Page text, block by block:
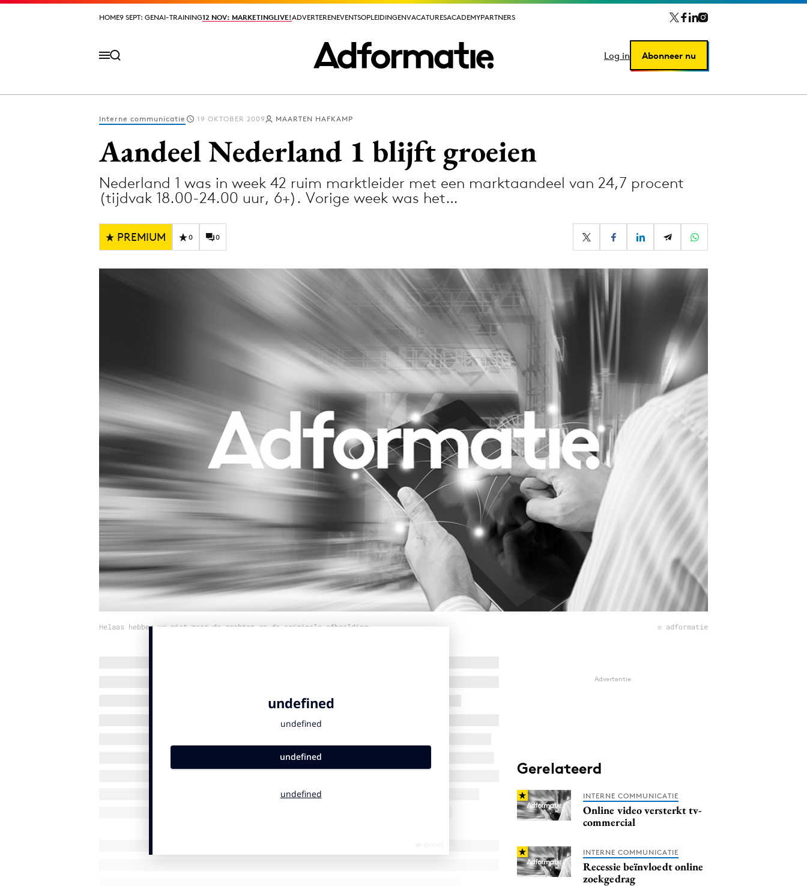
HOME9 SEPT: GENAI-TRAINING12 NOV: MARKETINGLIVE!ADVERTERENEVENTSOPLEIDINGENVACATURESACADEMYPARTNERS
Log in Abonneer nu
HOME9 SEPT: GENAI-TRAINING12 NOV: MARKETINGLIVE!ADVERTERENEVENTSOPLEIDINGENVACATURESACADEMYPARTNERS
Log in Abonneer nu
Digital transformation
Diversiteit
Effectiviteit
Influencer marketing
Interne communicatie
Programmatic
Purpose Marketing
Reputatie & crisis
Interne communicatie 19 OKTOBER 2009 MAARTEN HAFKAMP
Aandeel Nederland 1 blijft groeien
Nederland 1 was in week 42 ruim marktleider met een marktaandeel van 24,7 procent
(tijdvak 18.00-24.00 uur, 6+). Vorige week was het…
PREMIUM 0 0
Helaas hebben we niet meer de rechten op de originele afbeelding © adformatie
Advertentie
Gerelateerd
INTERNE COMMUNICATIE
Online video versterkt tv-
commercial
INTERNE COMMUNICATIE
Recessie beïnvloedt online
zoekgedrag